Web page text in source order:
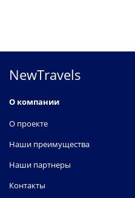
NewTravels
О компании
О проекте
Наши преимущества
Наши партнеры
Контакты